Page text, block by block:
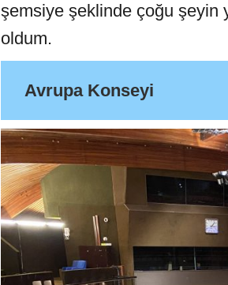
şemsiye şeklinde çoğu şeyin
oldum.
Avrupa Konseyi